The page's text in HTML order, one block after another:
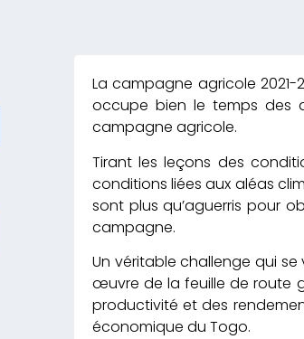
La campagne agricole
occupe bien le temps des
campagne agricole.
Tirant les leçons des
conditions liées aux
sont plus qu’aguerris
campagne.
Un véritable challenge
œuvre de la feuille de
productivité et des
économique du Togo.